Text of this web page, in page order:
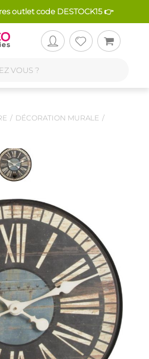
outlet code DESTOCK15 👉
DÉCORATION MURALE